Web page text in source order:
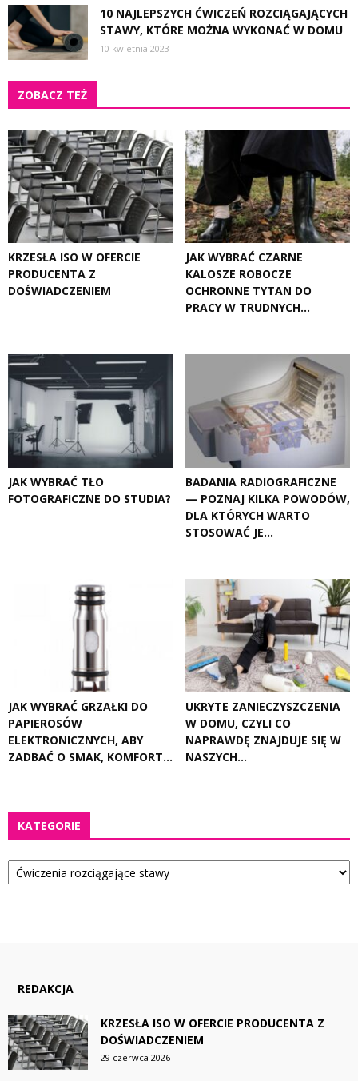
10 NAJLEPSZYCH ĆWICZEŃ ROZCIĄGAJĄCYCH
STAWY, KTÓRE MOŻNA WYKONAĆ W DOMU
10 kwietnia 2023
ZOBACZ TEŻ
KRZESŁA ISO W OFERCIE
PRODUCENTA Z
DOŚWIADCZENIEM
JAK WYBRAĆ CZARNE
KALOSZE ROBOCZE
OCHRONNE TYTAN DO
PRACY W TRUDNYCH...
JAK WYBRAĆ TŁO
FOTOGRAFICZNE DO STUDIA?
BADANIA RADIOGRAFICZNE
— POZNAJ KILKA POWODÓW,
DLA KTÓRYCH WARTO
STOSOWAĆ JE...
JAK WYBRAĆ GRZAŁKI DO
PAPIEROSÓW
ELEKTRONICZNYCH, ABY
ZADBAĆ O SMAK, KOMFORT...
UKRYTE ZANIECZYSZCZENIA
W DOMU, CZYLI CO
NAPRAWDĘ ZNAJDUJE SIĘ W
NASZYCH...
KATEGORIE
Kategorie
REDAKCJA
KRZESŁA ISO W OFERCIE PRODUCENTA Z
DOŚWIADCZENIEM
29 czerwca 2026